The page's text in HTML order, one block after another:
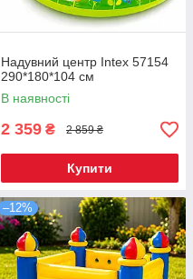
Надувний центр Intex 57154
290*180*104 см
В наявності
2 359 ₴ 2 859 ₴
Купити
–12%